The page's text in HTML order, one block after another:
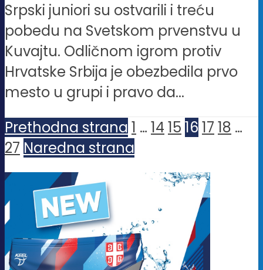
Srpski juniori su ostvarili i treću
pobedu na Svetskom prvenstvu u
Kuvajtu. Odličnom igrom protiv
Hrvatske Srbija je obezbedila prvo
mesto u grupi i pravo da...
Prethodna strana 1 … 14 15 16 17 18 …
27 Naredna strana